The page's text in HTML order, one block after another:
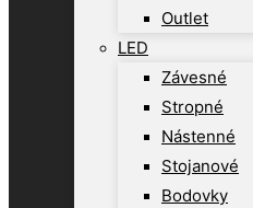
Outlet
LED
Závesné
Stropné
Nástenné
Stojanové
Bodovky